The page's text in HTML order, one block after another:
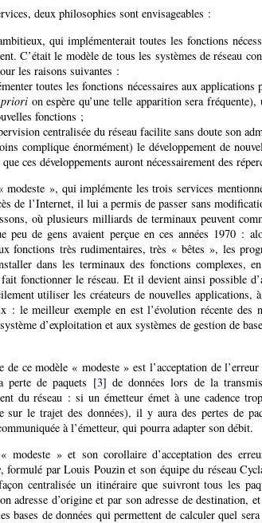
deux philosophies sont envisageables :
qui implémenterait toutes les fonctions
C’était le modèle de tous les systèmes de réseau
les raisons suivantes :
toutes les fonctions nécessaires aux
on espère qu’une telle apparition sera
fonctions ;
centralisée du réseau facilite sans doute son
complique énormément) le développement de
que ces développements auront nécessairement des
modeste », qui implémente les trois services
de l’Internet, il lui a permis de passer sans
où plusieurs milliards de terminaux peuvent
peu de gens avaient perçue en ces années 1970 :
fonctions très rudimentaires, très « bêtes », les
dans les terminaux des fonctions
fonctionner le réseau. Et il devient ainsi possible
utiliser les créateurs de nouvelles applications,
: le meilleur exemple en est l’évolution récente
d’exploitation et aux systèmes de gestion de
de ce modèle « modeste » est l’acceptation de
perte de paquets [3] de données lors de la
du réseau : si un émetteur émet à une cadence
sur le trajet des données), il y aura des pertes de
à l’émetteur, qui pourra adapter son débit.
modeste » et son corollaire d’acceptation des
, formulé par Louis Pouzin et son équipe du réseau
centralisée un itinéraire que suivront tous les
adresse d’origine et par son adresse de
bases de données qui permettent de calculer quel